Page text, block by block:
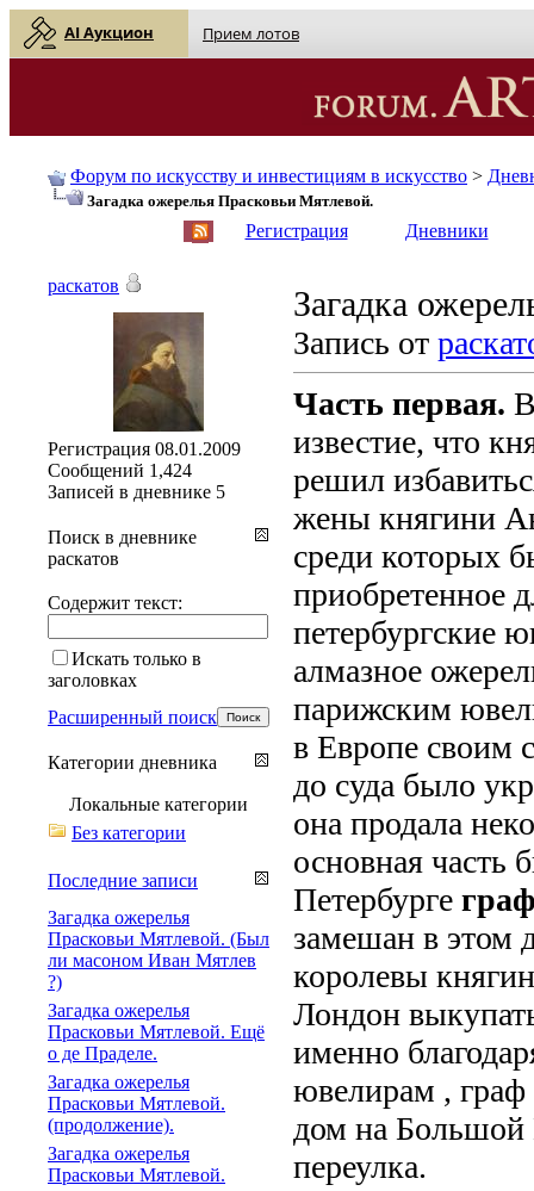
AI Аукцион Прием лотов
Форум по искусству и инвестициям в искусство >
Загадка ожерелья Прасковьи Мятлевой.
Регистрация Дневники
Загадка
Запись от
Часть первая.
известие, что
решил
жены княгини
среди которых
приобретенное
петербургские
алмазное
парижским
в Европе своим
до суда было
она продала
основная часть
Петербурге
замешан в этом
королевы
Лондон
именно
ювелирам , граф
дом на Большой
переулка.
раскатов
Регистрация 08.01.2009
Сообщений 1,424
Записей в дневнике 5
Поиск в дневнике
раскатов
Содержит текст:
Искать только в
заголовках
Расширенный поиск
Категории дневника
Локальные категории
Без категории
Последние записи
Загадка ожерелья
Прасковьи Мятлевой. (Был
ли масоном Иван Мятлев
?)
Загадка ожерелья
Прасковьи Мятлевой. Ещё
о де Праделе.
Загадка ожерелья
Прасковьи Мятлевой.
(продолжение).
Загадка ожерелья
Прасковьи Мятлевой.